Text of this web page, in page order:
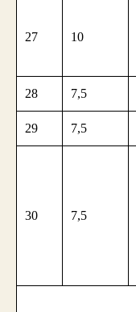
27 10
28 7,5
29 7,5
30 7,5